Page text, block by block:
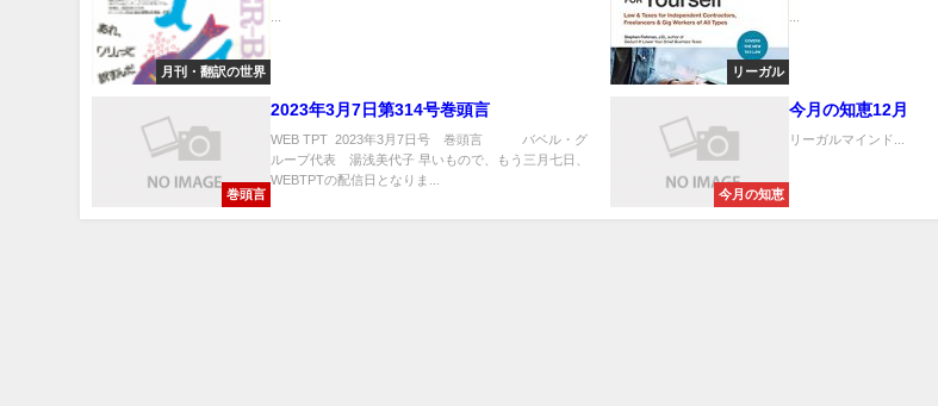
月刊・翻訳の世界 リーガル
巻頭言
2023年3月7日第314号巻頭言
WEB TPT 2023年3月7日号 巻頭言 バベル・グ
ループ代表 湯浅美代子 早いもので、もう三月七日、
WEBTPTの配信日となりま...
今月の知恵
今月の知恵12月
リーガルマインド...